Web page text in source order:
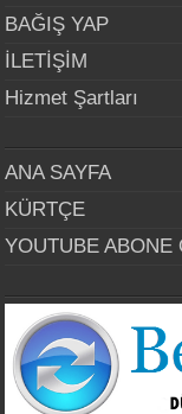
BAĞIŞ YAP
İLETİŞİM
Hizmet Şartları
ANA SAYFA
KÜRTÇE
YOUTUBE ABONE